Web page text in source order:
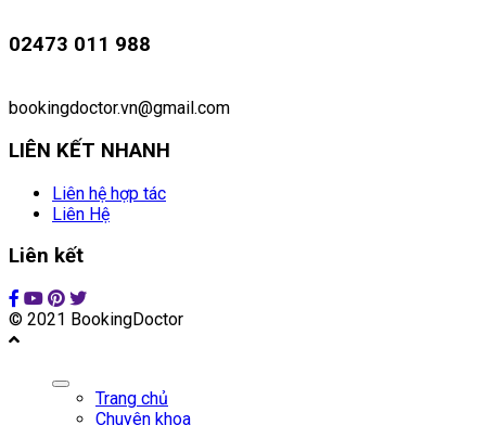
02473 011 988
bookingdoctor.vn@gmail.com
LIÊN KẾT NHANH
Liên hệ hợp tác
Liên Hệ
Liên kết
© 2021 BookingDoctor
Trang chủ
Chuyên khoa